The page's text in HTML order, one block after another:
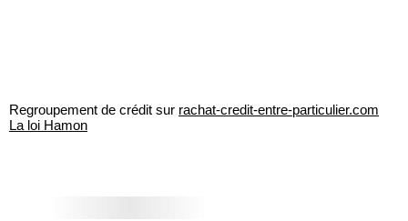
Regroupement de crédit sur rachat-credit-entre-particulier.com
La loi Hamon